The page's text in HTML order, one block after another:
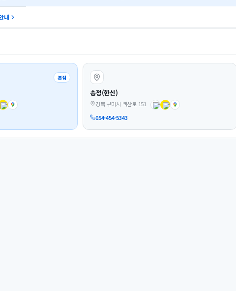
내
본점
송정(한신)
경북 구미시 백산로 151
054-454-5343